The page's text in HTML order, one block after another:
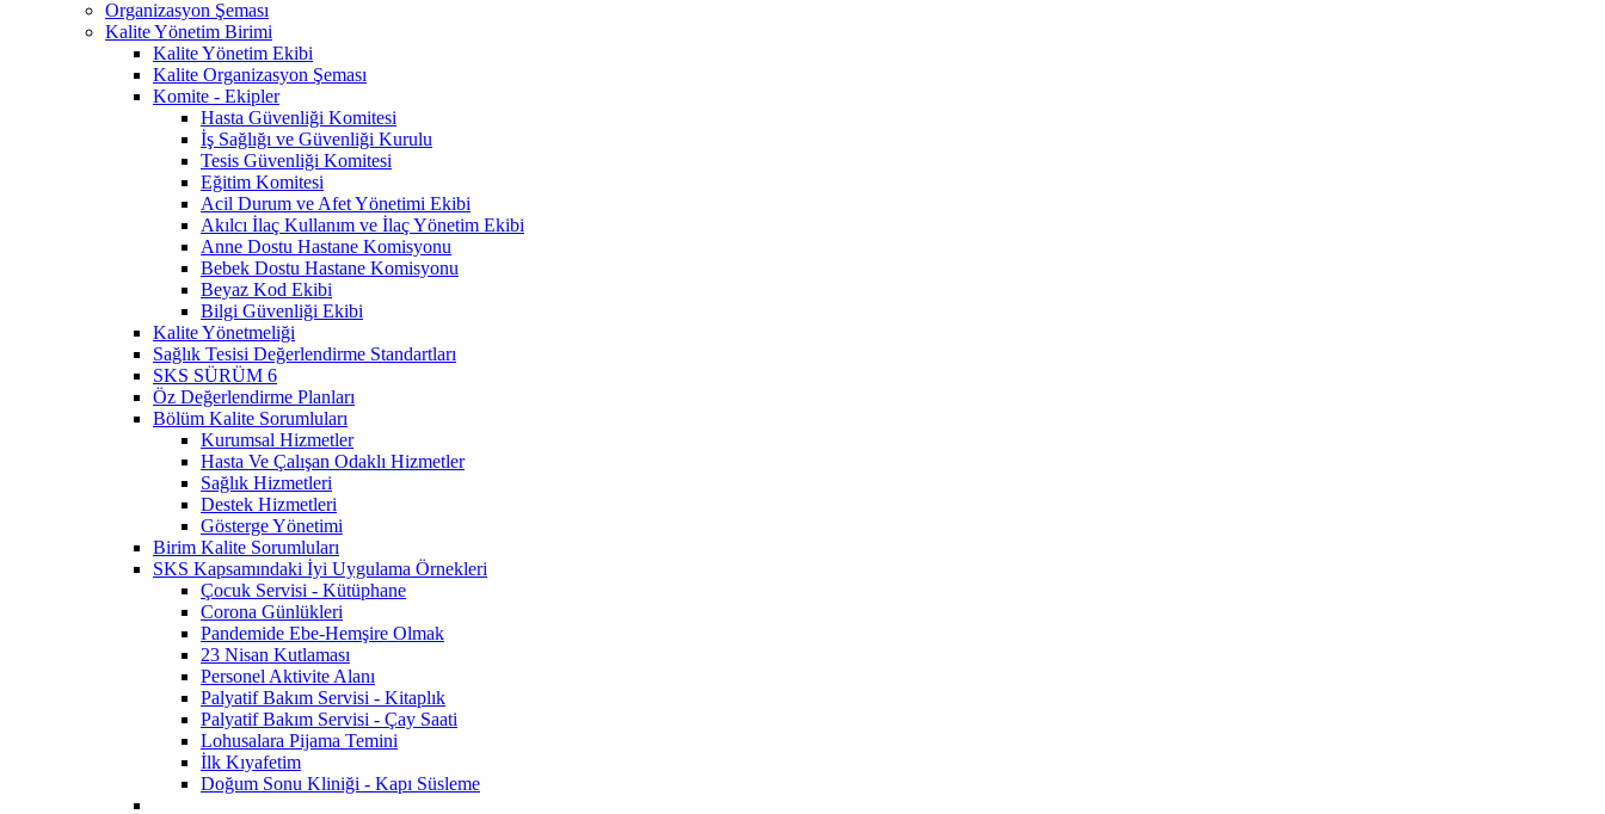
Organizasyon Şeması
Kalite Yönetim Birimi
Kalite Yönetim Ekibi
Kalite Organizasyon Şeması
Komite - Ekipler
Hasta Güvenliği Komitesi
İş Sağlığı ve Güvenliği Kurulu
Tesis Güvenliği Komitesi
Eğitim Komitesi
Acil Durum ve Afet Yönetimi Ekibi
Akılcı İlaç Kullanım ve İlaç Yönetim Ekibi
Anne Dostu Hastane Komisyonu
Bebek Dostu Hastane Komisyonu
Beyaz Kod Ekibi
Bilgi Güvenliği Ekibi
Kalite Yönetmeliği
Sağlık Tesisi Değerlendirme Standartları
SKS SÜRÜM 6
Öz Değerlendirme Planları
Bölüm Kalite Sorumluları
Kurumsal Hizmetler
Hasta Ve Çalışan Odaklı Hizmetler
Sağlık Hizmetleri
Destek Hizmetleri
Gösterge Yönetimi
Birim Kalite Sorumluları
SKS Kapsamındaki İyi Uygulama Örnekleri
Çocuk Servisi - Kütüphane
Corona Günlükleri
Pandemide Ebe-Hemşire Olmak
23 Nisan Kutlaması
Personel Aktivite Alanı
Palyatif Bakım Servisi - Kitaplık
Palyatif Bakım Servisi - Çay Saati
Lohusalara Pijama Temini
İlk Kıyafetim
Doğum Sonu Kliniği - Kapı Süsleme